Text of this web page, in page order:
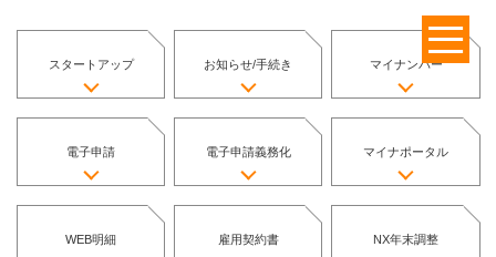
スタートアップ お知らせ/手続き マイナンバー
電子申請 電子申請義務化 マイナポータル
WEB明細 雇用契約書 NX年末調整